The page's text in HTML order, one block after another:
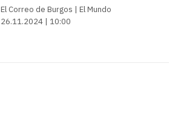
El Correo de Burgos | El Mundo
26.11.2024 | 10:00